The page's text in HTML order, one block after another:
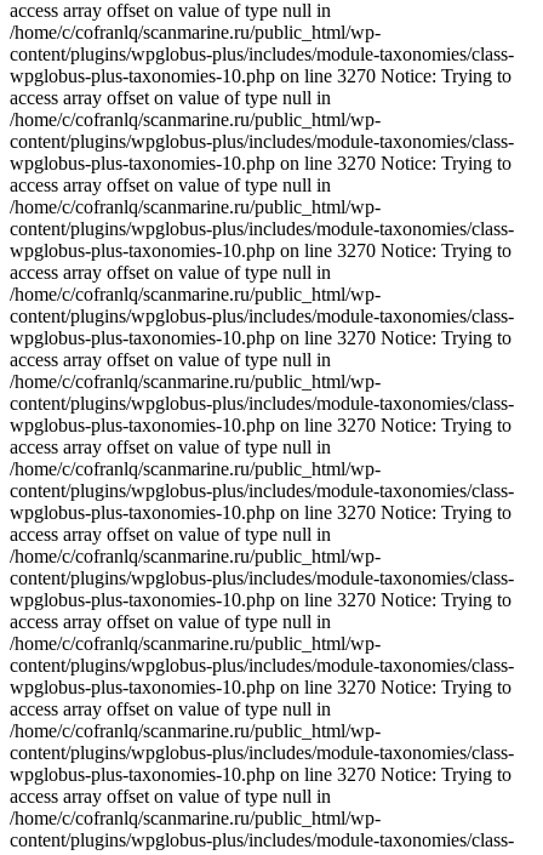
access array offset on value of type null in
/home/c/cofranlq/scanmarine.ru/public_html/wp-
content/plugins/wpglobus-plus/includes/module-taxonomies/class-
wpglobus-plus-taxonomies-10.php on line 3270 Notice: Trying to
access array offset on value of type null in
/home/c/cofranlq/scanmarine.ru/public_html/wp-
content/plugins/wpglobus-plus/includes/module-taxonomies/class-
wpglobus-plus-taxonomies-10.php on line 3270 Notice: Trying to
access array offset on value of type null in
/home/c/cofranlq/scanmarine.ru/public_html/wp-
content/plugins/wpglobus-plus/includes/module-taxonomies/class-
wpglobus-plus-taxonomies-10.php on line 3270 Notice: Trying to
access array offset on value of type null in
/home/c/cofranlq/scanmarine.ru/public_html/wp-
content/plugins/wpglobus-plus/includes/module-taxonomies/class-
wpglobus-plus-taxonomies-10.php on line 3270 Notice: Trying to
access array offset on value of type null in
/home/c/cofranlq/scanmarine.ru/public_html/wp-
content/plugins/wpglobus-plus/includes/module-taxonomies/class-
wpglobus-plus-taxonomies-10.php on line 3270 Notice: Trying to
access array offset on value of type null in
/home/c/cofranlq/scanmarine.ru/public_html/wp-
content/plugins/wpglobus-plus/includes/module-taxonomies/class-
wpglobus-plus-taxonomies-10.php on line 3270 Notice: Trying to
access array offset on value of type null in
/home/c/cofranlq/scanmarine.ru/public_html/wp-
content/plugins/wpglobus-plus/includes/module-taxonomies/class-
wpglobus-plus-taxonomies-10.php on line 3270 Notice: Trying to
access array offset on value of type null in
/home/c/cofranlq/scanmarine.ru/public_html/wp-
content/plugins/wpglobus-plus/includes/module-taxonomies/class-
wpglobus-plus-taxonomies-10.php on line 3270 Notice: Trying to
access array offset on value of type null in
/home/c/cofranlq/scanmarine.ru/public_html/wp-
content/plugins/wpglobus-plus/includes/module-taxonomies/class-
wpglobus-plus-taxonomies-10.php on line 3270 Notice: Trying to
access array offset on value of type null in
/home/c/cofranlq/scanmarine.ru/public_html/wp-
content/plugins/wpglobus-plus/includes/module-taxonomies/class-